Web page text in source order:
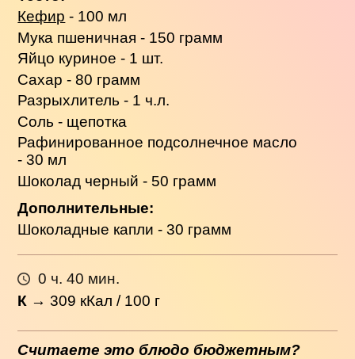
Кефир - 100 мл
Мука пшеничная - 150 грамм
Яйцо куриное - 1 шт.
Сахар - 80 грамм
Разрыхлитель - 1 ч.л.
Соль - щепотка
Рафинированное подсолнечное масло
- 30 мл
Шоколад черный - 50 грамм
Дополнительные:
Шоколадные капли - 30 грамм
0 ч. 40 мин.
К →309 кКал / 100 г
Считаете это блюдо бюджетным?